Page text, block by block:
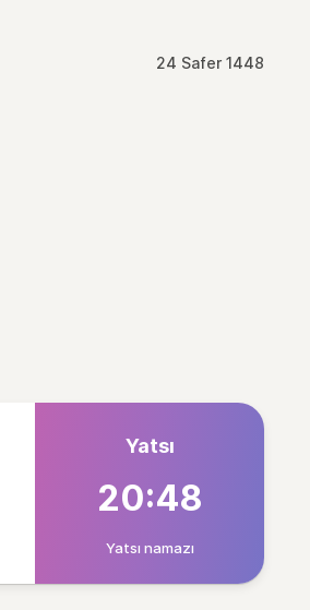
24 Safer 1448
Yatsı
20:48
Yatsı namazı